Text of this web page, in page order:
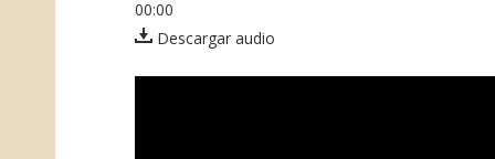
00:00
Descargar audio